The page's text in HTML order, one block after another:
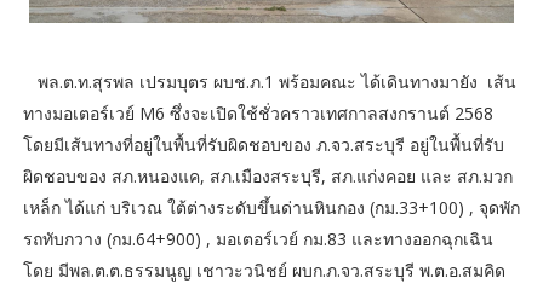
พล.ต.ท.สุรพล เปรมบุตร ผบช.ภ.1 พร้อมคณะ ได้เดินทางมายัง เส้น
ทางมอเตอร์เวย์ M6 ซึ่งจะเปิดใช้ชั่วคราวเทศกาลสงกรานต์ 2568
โดยมีเส้นทางที่อยู่ในพื้นที่รับผิดชอบของ ภ.จว.สระบุรี อยู่ในพื้นที่รับ
ผิดชอบของ สภ.หนองแค, สภ.เมืองสระบุรี, สภ.แก่งคอย และ สภ.มวก
เหล็ก ได้แก่ บริเวณ ใต้ต่างระดับขึ้นด่านหินกอง (กม.33+100) , จุดพัก
รถทับกวาง (กม.64+900) , มอเตอร์เวย์ กม.83 และทางออกฉุกเฉิน
โดย มีพล.ต.ต.ธรรมนูญ เชาวะวนิชย์ ผบก.ภ.จว.สระบุรี พ.ต.อ.สมคิด